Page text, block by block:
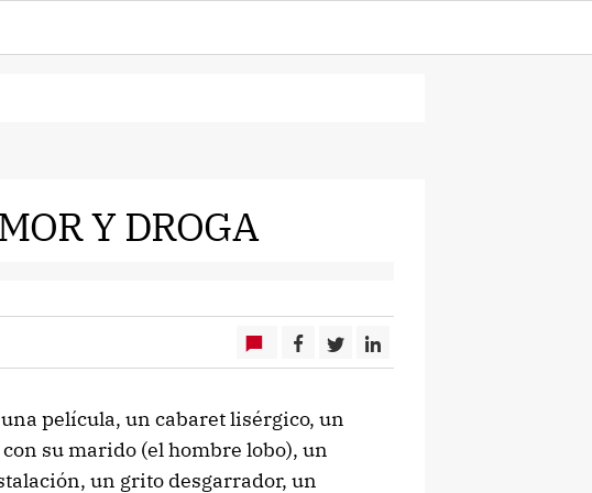
Y DROGA
película, un cabaret lisérgico, un
su marido (el hombre lobo), un
un grito desgarrador, un